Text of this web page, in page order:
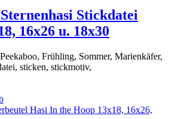
Stickdatei
16x26 u. 18x30
Frühling, Sommer, Marienkäfer,
sticken, stickmotiv,